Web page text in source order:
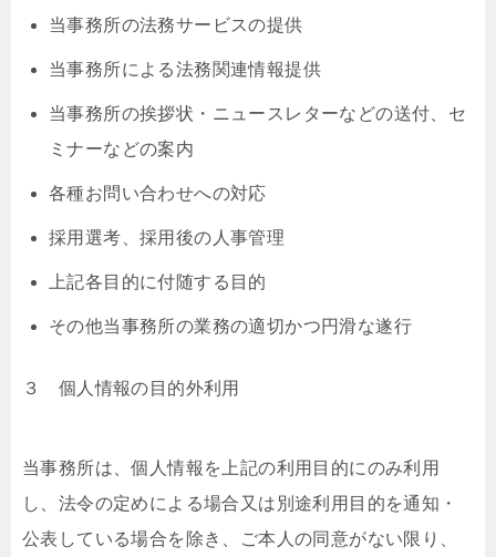
当事務所の法務サービスの提供
当事務所による法務関連情報提供
当事務所の挨拶状・ニュースレターなどの送付、セ
ミナーなどの案内
各種お問い合わせへの対応
採用選考、採用後の人事管理
上記各目的に付随する目的
その他当事務所の業務の適切かつ円滑な遂⾏
３ 個⼈情報の⽬的外利⽤
当事務所は、個⼈情報を上記の利⽤⽬的にのみ利⽤
し、法令の定めによる場合⼜は別途利⽤⽬的を通知・
公表している場合を除き、ご本⼈の同意がない限り、